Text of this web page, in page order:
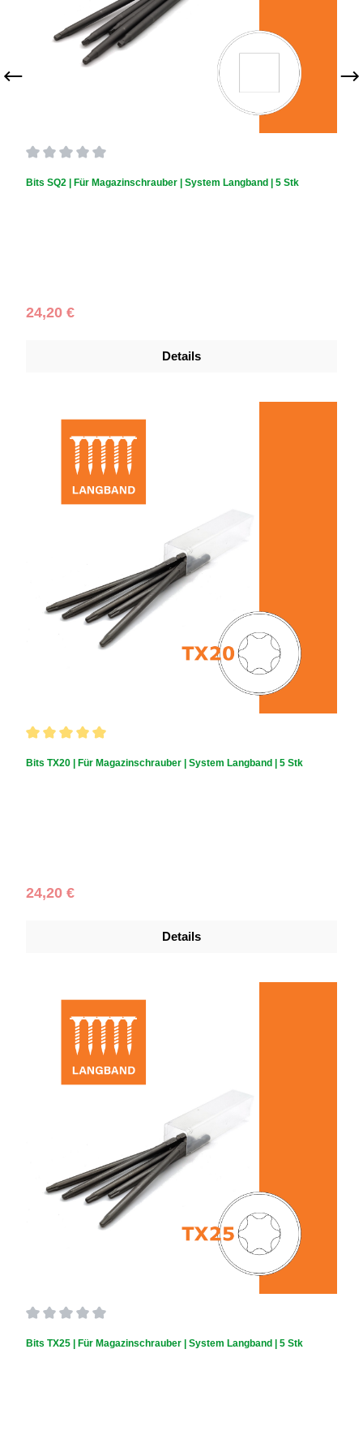
Bits SQ2 | Für Magazinschrauber | System Langband | 5 Stk
Regulärer Preis:
24,20 €
Details
Bits TX20 | Für Magazinschrauber | System Langband | 5 Stk
Regulärer Preis:
24,20 €
Details
Bits TX25 | Für Magazinschrauber | System Langband | 5 Stk